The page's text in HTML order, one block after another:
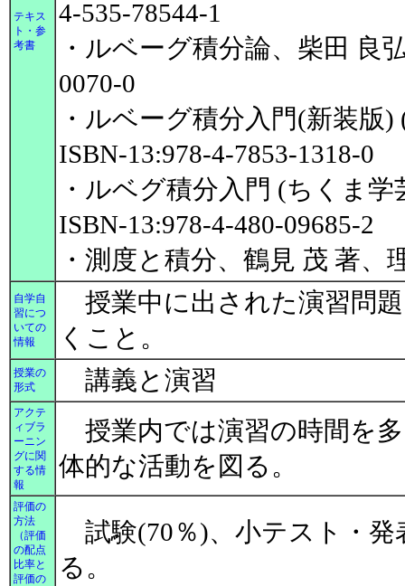
テキス
ト・参
考書
4-535-78544-1
・ルベーグ積分論、柴田 良
0070-0
・ルベーグ積分入門(新装版
ISBN-13:978-4-7853-1318-0
・ルベグ積分入門 (ちくま
ISBN-13:978-4-480-09685-2
・測度と積分、鶴見 茂 著
自学自
習につ
いての
情報
授業中に出された演習問
くこと。
授業の
形式
講義と演習
アクテ
ィブラ
ーニン
グに関
する情
報
授業内では演習の時間を
体的な活動を図る。
評価の
方法
（評価
の配点
比率と
評価の
試験(70％)、小テスト・発
る。